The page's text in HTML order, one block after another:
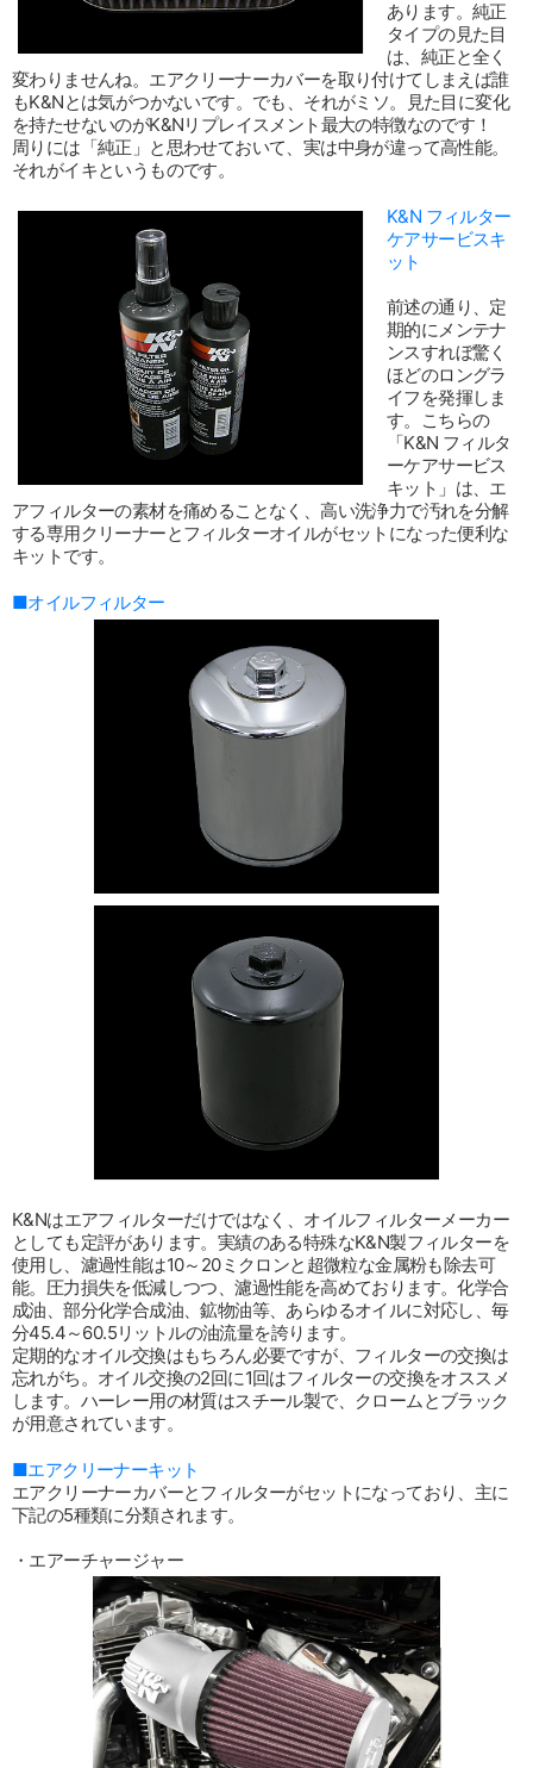
あります。純正
タイプの見た目
は、純正と全く
変わりませんね。エアクリーナーカバーを取り付けてしまえば誰
もK&Nとは気がつかないです。でも、それがミソ。見た目に変化
を持たせないのがK&Nリプレイスメント最大の特徴なのです！
周りには「純正」と思わせておいて、実は中身が違って高性能。
それがイキというものです。
K&N フィルター
ケアサービスキ
ット
前述の通り、定
期的にメンテナ
ンスすれぼ驚く
ほどのロングラ
イフを発揮しま
す。こちらの
「K&N フィルタ
ーケアサービス
キット」は、エ
アフィルターの素材を痛めることなく、高い洗浄力で汚れを分解
する専用クリーナーとフィルターオイルがセットになった便利な
キットです。
■オイルフィルター
K&Nはエアフィルターだけではなく、オイルフィルターメーカー
としても定評があります。実績のある特殊なK&N製フィルターを
使用し、濾過性能は10～20ミクロンと超微粒な金属粉も除去可
能。圧力損失を低減しつつ、濾過性能を高めております。化学合
成油、部分化学合成油、鉱物油等、あらゆるオイルに対応し、毎
分45.4～60.5リットルの油流量を誇ります。
定期的なオイル交換はもちろん必要ですが、フィルターの交換は
忘れがち。オイル交換の2回に1回はフィルターの交換をオススメ
します。ハーレー用の材質はスチール製で、クロームとブラック
が用意されています。
■エアクリーナーキット
エアクリーナーカバーとフィルターがセットになっており、主に
下記の5種類に分類されます。
・エアーチャージャー